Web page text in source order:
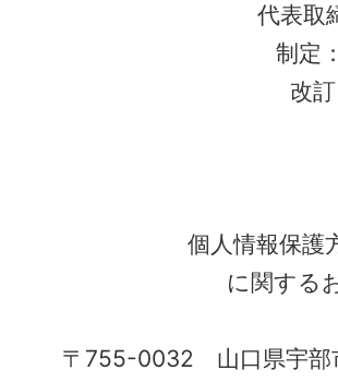
代表
制定
改
個人情報保護
に関する
〒755-0032 山口県宇部